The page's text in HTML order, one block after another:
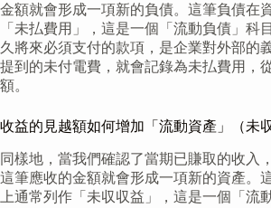
金額就會形成一項新的負債。這筆負債在
「未払費用」，這是一個「流動負債」科
久將來必須支付的款項，是企業對外部的
提到的未付電費，就會記錄為未払費用，
額。
收益的見越額如何增加「流動資產」（未
同樣地，當我們確認了當期已賺取的收入
這筆應收的金額就會形成一項新的資產。
上通常列作「未収収益」，這是一個「流